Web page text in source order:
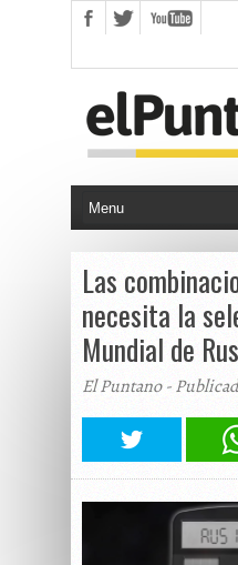
Las
necesita la
Mundial de
El Puntano -